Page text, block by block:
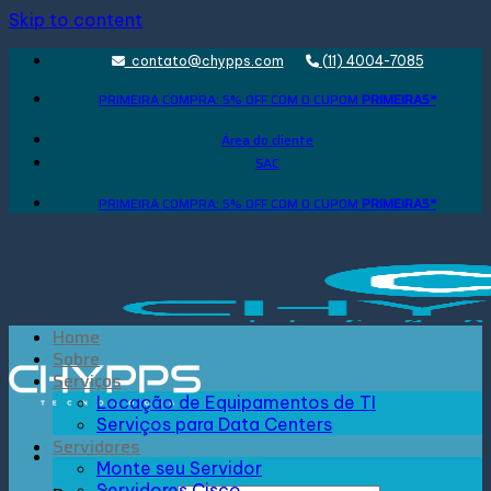
Skip to content
contato@chypps.com (11) 4004-7085
PRIMEIRA COMPRA: 5% OFF COM O CUPOM PRIMEIRA5*
Área do cliente
SAC
PRIMEIRA COMPRA: 5% OFF COM O CUPOM PRIMEIRA5*
Home
Sobre
Serviços
Locação de Equipamentos de TI
Serviços para Data Centers
Servidores
Monte seu Servidor